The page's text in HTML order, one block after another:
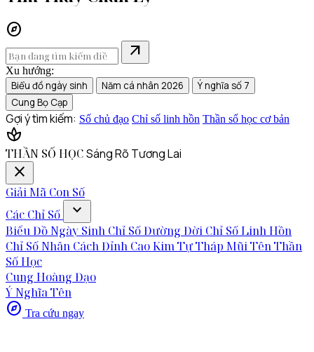
explore
arrow_outward
Xu hướng:
Biểu đồ ngày sinh Năm cá nhân 2026
Ý nghĩa số 7
Cung Bọ Cạp
Gợi ý tìm kiếm: Số chủ đạo Chỉ số linh hồn Thần số học cơ bản
spa
THẦN SỐ HỌCSáng Rõ Tương Lai
close
Giải Mã Con Số
Các Chỉ Số
expand_more
Biểu Đồ Ngày Sinh Chỉ Số Đường Đời Chỉ Số Linh Hồn
Chỉ Số Nhân Cách Đỉnh Cao Kim Tự Tháp Mũi Tên Thần
Số Học
Cung Hoàng Đạo
Ý Nghĩa Tên
explore Tra cứu ngay